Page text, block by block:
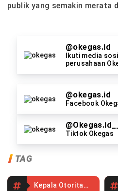
publik yang semakin merata
@okegas.id
Ikuti media
perusahaan
@okegas.id
Facebook
@Okegas.id__
Tiktok Okegas
TAG
Kepala Otoritas Bandar Udara Wilayah VII